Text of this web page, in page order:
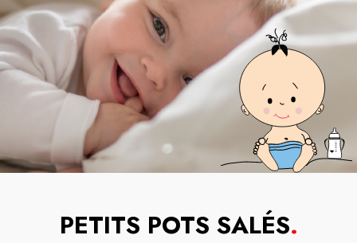
PETITS POTS SALÉS.